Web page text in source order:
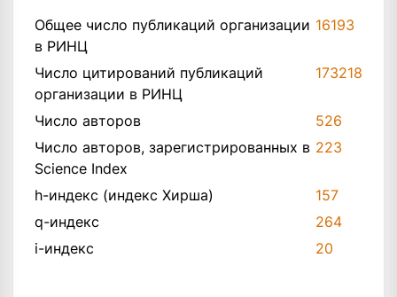
Общее число публикаций организации
в РИНЦ
16193
Число цитирований публикаций
организации в РИНЦ
173218
Число авторов
526
Число авторов, зарегистрированных в
Science Index
223
h-индекс (индекс Хирша)
157
q-индекс
264
i-индекс
20